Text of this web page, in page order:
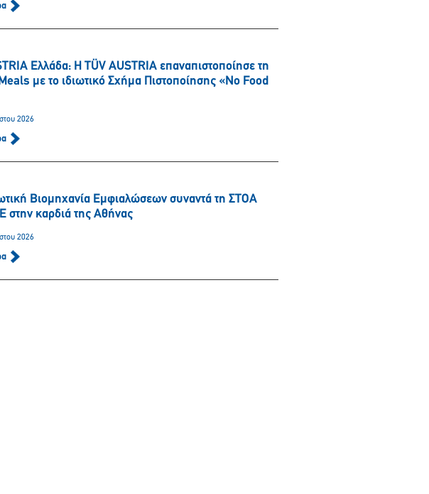
Ελλάδα: Η TÜV AUSTRIA επαναπιστοποίησε τη
με το ιδιωτικό Σχήμα Πιστοποίησης «No Food
2026
Βιομηχανία Εμφιαλώσεων συναντά τη ΣΤΟΑ
στην καρδιά της Αθήνας
2026